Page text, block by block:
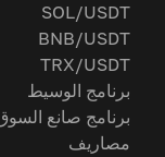
SOL/USDT
BNB/USDT
TRX/USDT
برنامج الوسيط
برنامج صانع
مصاريف